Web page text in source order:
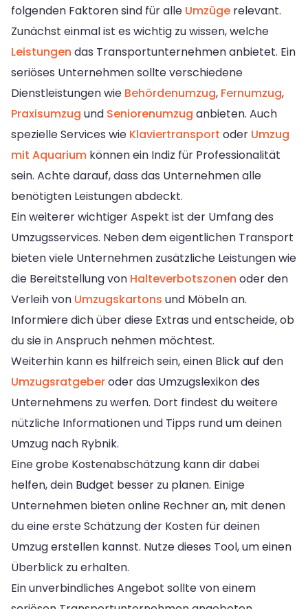
folgenden Faktoren sind für alle Umzüge relevant.
Zunächst einmal ist es wichtig zu wissen, welche
Leistungen das Transportunternehmen anbietet. Ein
seriöses Unternehmen sollte verschiedene
Dienstleistungen wie Behördenumzug, Fernumzug,
Praxisumzug und Seniorenumzug anbieten. Auch
spezielle Services wie Klaviertransport oder Umzug
mit Aquarium können ein Indiz für Professionalität
sein. Achte darauf, dass das Unternehmen alle
benötigten Leistungen abdeckt.
Ein weiterer wichtiger Aspekt ist der Umfang des
Umzugsservices. Neben dem eigentlichen Transport
bieten viele Unternehmen zusätzliche Leistungen wie
die Bereitstellung von Halteverbotszonen oder den
Verleih von Umzugskartons und Möbeln an.
Informiere dich über diese Extras und entscheide, ob
du sie in Anspruch nehmen möchtest.
Weiterhin kann es hilfreich sein, einen Blick auf den
Umzugsratgeberoder das Umzugslexikon des
Unternehmens zu werfen. Dort findest du weitere
nützliche Informationen und Tipps rund um deinen
Umzug nach Rybnik.
Eine grobe Kostenabschätzung kann dir dabei
helfen, dein Budget besser zu planen. Einige
Unternehmen bieten online Rechner an, mit denen
du eine erste Schätzung der Kosten für deinen
Umzug erstellen kannst. Nutze dieses Tool, um einen
Überblick zu erhalten.
Ein unverbindliches Angebot sollte von einem